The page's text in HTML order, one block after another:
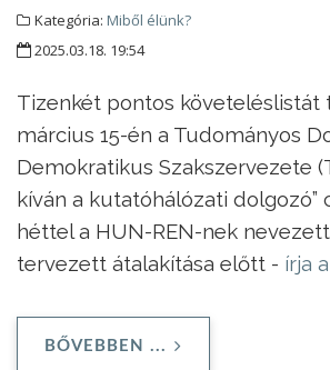
Kategória: Miből élünk?
2025.03.18. 19:54
Tizenkét pontos követeléslistát
március 15-én a Tudományos
Demokratikus Szakszervezete
kíván a kutatóhálózati dolgozó”
héttel a HUN-REN-nek
tervezett átalakítása előtt - írja
BŐVEBBEN ...